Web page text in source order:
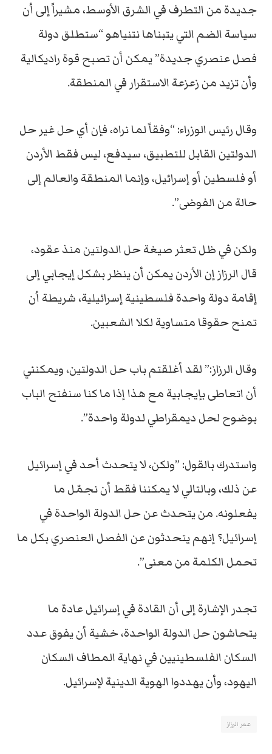
جديدة من التطرف في الشرق الأوسط، مشيراً إلى أن
سياسة الضم التي يتبناها نتنياهو “ستطلق دولة
فصل عنصري جديدة” يمكن أن تصبح قوة راديكالية
وأن تزيد من زعزعة الاستقرار في المنطقة.
وقال رئيس الوزراء: “وفقاً لما نراه، فإن أي حل غير حل
الدولتين القابل للتطبيق، سيدفع، ليس فقط الأردن
أو فلسطين أو إسرائيل، وإنما المنطقة والعالم إلى
حالة من الفوضى”.
ولكن في ظل تعثر صيغة حل الدولتين منذ عقود،
قال الرزاز إن الأردن يمكن أن ينظر بشكل إيجابي إلى
إقامة دولة واحدة فلسطينية إسرائيلية، شريطة أن
تمنح حقوقا متساوية لكلا الشعبين.
وقال الرزاز:” لقد أغلقتم باب حل الدولتين، ويمكنني
أن اتعاطى بإيجابية مع هذا إذا ما كنا سنفتح الباب
بوضوح لحل ديمقراطي لدولة واحدة”.
واستدرك بالقول: ”ولكن، لا يتحدث أحد في إسرائيل
عن ذلك، وبالتالي لا يمكننا فقط أن نجمّل ما
يفعلونه. من يتحدث عن حل الدولة الواحدة في
إسرائيل؟ إنهم يتحدثون عن الفصل العنصري بكل ما
تحمل الكلمة من معنى”.
تجدر الإشارة إلى أن القادة في إسرائيل عادة ما
يتحاشون حل الدولة الواحدة، خشية أن يفوق عدد
السكان الفلسطينيين في نهاية المطاف السكان
اليهود، وأن يهددوا الهوية الدينية لإسرائيل.
عمر الرزاز